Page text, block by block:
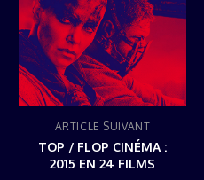
ARTICLE SUIVANT
TOP / FLOP CINÉMA :
2015 EN 24 FILMS